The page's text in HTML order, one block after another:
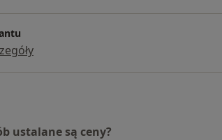
ustalane są ceny?